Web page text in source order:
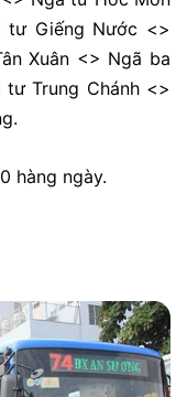
tư Giếng Nước <>
Xuân <> Ngã ba
Trung Chánh <>
hàng ngày.